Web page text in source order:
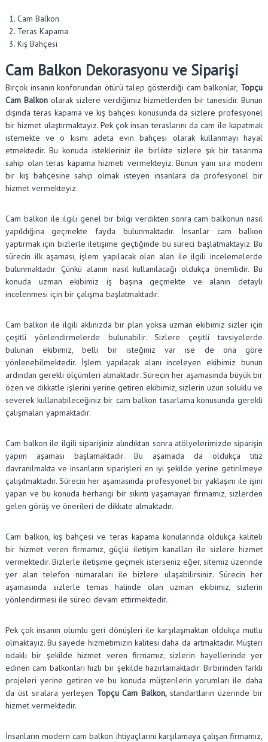
Cam Balkon
Teras Kapama
Kış Bahçesi
Cam Balkon Dekorasyonu ve Siparişi
Birçok insanın konforundan ötürü talep gösterdiği cam balkonlar, Topçu
Cam Balkonolarak sizlere verdiğimiz hizmetlerden bir tanesidir. Bunun
dışında teras kapama ve kış bahçesi konusunda da sizlere profesyonel
bir hizmet ulaştırmaktayız. Pek çok insan teraslarını da cam ile kapatmak
istemekte ve o kısmı adeta evin bahçesi olarak kullanmayı hayal
etmektedir. Bu konuda istekleriniz ile birlikte sizlere şık bir tasarıma
sahip olan teras kapama hizmeti vermekteyiz. Bunun yanı sıra modern
bir kış bahçesine sahip olmak isteyen insanlara da profesyonel bir
hizmet vermekteyiz.
Cam balkon ile ilgili genel bir bilgi verdikten sonra cam balkonun nasıl
yapıldığına geçmekte fayda bulunmaktadır. İnsanlar cam balkon
yaptırmak için bizlerle iletişime geçtiğinde bu süreci başlatmaktayız. Bu
sürecin ilk aşaması, işlem yapılacak olan alan ile ilgili incelemelerde
bulunmaktadır. Çünkü alanın nasıl kullanılacağı oldukça önemlidir. Bu
konuda uzman ekibimiz iş başına geçmekte ve alanın detaylı
incelenmesi için bir çalışma başlatmaktadır.
Cam balkon ile ilgili aklınızda bir plan yoksa uzman ekibimiz sizler için
çeşitli yönlendirmelerde bulunabilir. Sizlere çeşitli tavsiyelerde
bulunan ekibimiz, belli bir isteğiniz var ise de ona göre
yönlenebilmektedir. İşlem yapılacak alanı inceleyen ekibimiz bunun
ardından gerekli ölçümleri almaktadır. Sürecin her aşamasında büyük bir
özen ve dikkatle işlerini yerine getiren ekibimiz, sizlerin uzun soluklu ve
severek kullanabileceğiniz bir cam balkon tasarlama konusunda gerekli
çalışmaları yapmaktadır.
Cam balkon ile ilgili siparişiniz alındıktan sonra atölyelerimizde siparişin
yapım aşaması başlamaktadır. Bu aşamada da oldukça titiz
davranılmakta ve insanların siparişleri en iyi şekilde yerine getirilmeye
çalışılmaktadır. Sürecin her aşamasında profesyonel bir yaklaşım ile işini
yapan ve bu konuda herhangi bir sıkıntı yaşamayan firmamız, sizlerden
gelen görüş ve önerileri de dikkate almaktadır.
Cam balkon, kış bahçesi ve teras kapama konularında oldukça kaliteli
bir hizmet veren firmamız, güçlü iletişim kanalları ile sizlere hizmet
vermektedir. Bizlerle iletişime geçmek isterseniz eğer, sitemiz üzerinde
yer alan telefon numaraları ile bizlere ulaşabilirsiniz. Sürecin her
aşamasında sizlerle temas halinde olan uzman ekibimiz, sizlerin
yönlendirmesi ile süreci devam ettirmektedir.
Pek çok insanın olumlu geri dönüşleri ile karşılaşmaktan oldukça mutlu
olmaktayız. Bu sayede hizmetimizin kalitesi daha da artmaktadır. Müşteri
odaklı bir şekilde hizmet veren firmamız, sizlerin hayellerinde yer
edinen cam balkonları hızlı bir şekilde hazırlamaktadır. Birbirinden farklı
projeleri yerine getiren ve bu konuda müşterilerin yorumları ile daha
da üst sıralara yerleşen Topçu Cam Balkon,standartların üzerinde bir
hizmet vermektedir.
İnsanların modern cam balkon ihtiyaçlarını karşılamaya çalışan firmamız,